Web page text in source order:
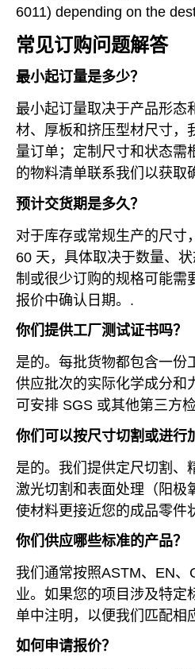
6011) depending on the
常见订购问题解答
最小起订量是多少？
最小起订量取决于产品形态
材、厚板和挤压型材尺寸，
量订单；定制尺寸和状态需
的物料清单联系我们以获取
预计交货期是多久？
对于库存或常规生产的尺寸
60 天，具体取决于数量、
制或很少订购的规格可能需
报价中确认日期。.
你们提供工厂测试证书吗？
是的。每批货物都包含一份
供应批次的实际化学成分和
可安排 SGS 或其他第三方
你们可以按尺寸切割或进行
是的。我们提供定尺切割、
激光切割和表面处理（阳极
使材料更接近您的成品零件
你们供应哪些标准的产品？
我们通常按照ASTM、EN
业。如果您的项目涉及特定
单中注明，以便我们匹配相
如何申请报价？